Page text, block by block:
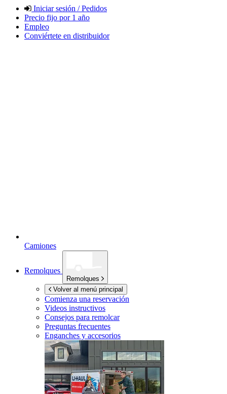
Iniciar sesión / Pedidos
Precio fijo por 1 año
Empleo
Conviértete en distribuidor
Camiones
Remolques
Remolques
Volver al menú principal
Comienza una reservación
Videos instructivos
Consejos para remolcar
Preguntas frecuentes
Enganches y accesorios